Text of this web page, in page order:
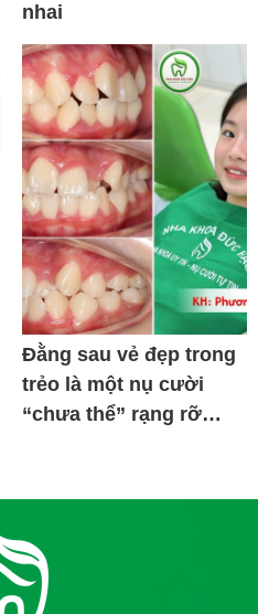
nhai
Đằng sau vẻ đẹp trong
trẻo là một nụ cười
“chưa thể” rạng rỡ…